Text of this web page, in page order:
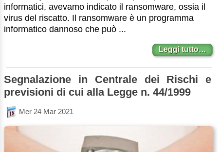
informatici, avevamo indicato il ransomware, ossia il
virus del riscatto. Il ransomware è un programma
informatico dannoso che può ...
Leggi tutto…
Segnalazione in Centrale dei Rischi e
previsioni di cui alla Legge n. 44/1999
Mer 24 Mar 2021